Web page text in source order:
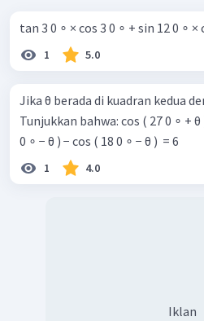
tan 3 0 ∘ × cos 3 0 ∘ + sin 12 0 ∘ ×
1 5.0
Jika θ berada di kuadran kedua
Tunjukkan bahwa: cos ( 27 0 ∘ + θ ) + cos ( 36 0 ∘ − θ ) sin ( 9
0 ∘ − θ ) − cos ( 18 0 ∘ − θ ) ​ = 6
1 4.0
Iklan